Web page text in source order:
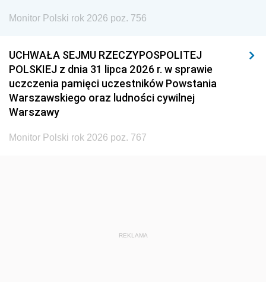
Monitor Polski rok 2026 poz. 756
UCHWAŁA SEJMU RZECZYPOSPOLITEJ
POLSKIEJ z dnia 31 lipca 2026 r. w sprawie
uczczenia pamięci uczestników Powstania
Warszawskiego oraz ludności cywilnej
Warszawy
Monitor Polski rok 2026 poz. 767
REKLAMA